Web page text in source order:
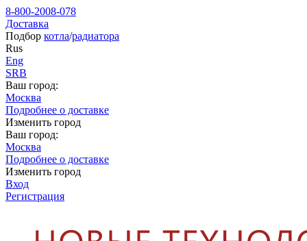
8-800-2008-078
Доставка
Подбор котла/радиатора
Rus
Eng
SRB
Ваш город:
Москва
Подробнее о доставке
Изменить город
Ваш город:
Москва
Подробнее о доставке
Изменить город
Вход
Регистрация